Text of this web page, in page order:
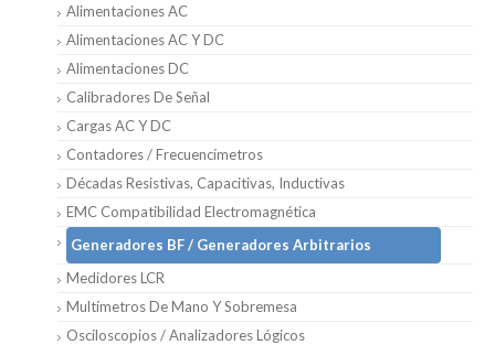
Alimentaciones AC
Alimentaciones AC Y DC
Alimentaciones DC
Calibradores De Señal
Cargas AC Y DC
Contadores / Frecuencímetros
Décadas Resistivas, Capacitivas, Inductivas
EMC Compatibilidad Electromagnética
Generadores BF / Generadores Arbitrarios
Medidores LCR
Multímetros De Mano Y Sobremesa
Osciloscopios / Analizadores Lógicos